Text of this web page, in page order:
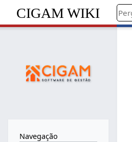
CIGAM WIKI
Navegação